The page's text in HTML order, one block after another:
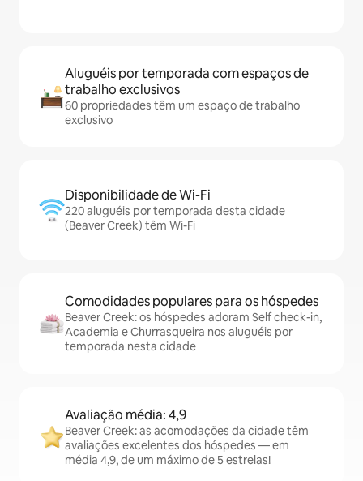
Aluguéis por temporada com espaços de
trabalho exclusivos
60 propriedades têm um espaço de trabalho
exclusivo
Disponibilidade de Wi-Fi
220 aluguéis por temporada desta cidade
(Beaver Creek) têm Wi-Fi
Comodidades populares para os hóspedes
Beaver Creek: os hóspedes adoram Self check-in,
Academia e Churrasqueira nos aluguéis por
temporada nesta cidade
Avaliação média: 4,9
Beaver Creek: as acomodações da cidade têm
avaliações excelentes dos hóspedes — em
média 4,9, de um máximo de 5 estrelas!